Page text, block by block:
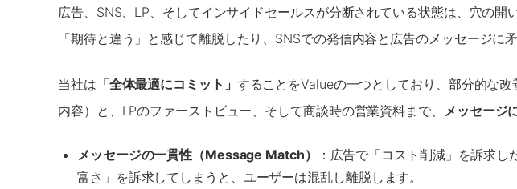
広告、SNS、LP、そしてインサイドセールスが分断されている状態は、穴の
「期待と違う」と感じて離脱したり、SNSでの発信内容と広告のメッセージに
当社は 「全体最適にコミット」 することをValueの一つとしており、部分的な
内容）と、LPのファーストビュー、そして商談時の営業資料まで、 メッセージ
メッセージの一貫性（Message Match）
：広告で「コスト削減」を訴求
富さ」を訴求してしまうと、ユーザーは混乱し離脱します。